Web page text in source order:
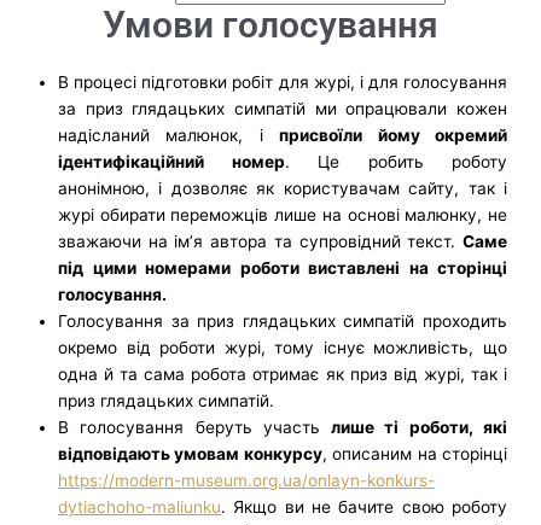
Умови голосування
В процесі підготовки робіт для журі, і для голосування
за приз глядацьких симпатій ми опрацювали кожен
надісланий малюнок, іприсвоїли йому окремий
ідентифікаційний номер. Це робить роботу
анонімною, і дозволяє як користувачам сайту, так і
журі обирати переможців лише на основі малюнку, не
зважаючи на ім’я автора та супровідний текст. Саме
під цими номерами роботи виставлені на сторінці
голосування.
Голосування за приз глядацьких симпатій проходить
окремо від роботи журі, тому існує можливість, що
одна й та сама робота отримає як приз від журі, так і
приз глядацьких симпатій.
В голосування беруть участьлише ті роботи, які
відповідають умовам конкурсу, описаним на сторінці
https://modern-museum.org.ua/onlayn-konkurs-
dytiachoho-maliunku. Якщо ви не бачите свою роботу